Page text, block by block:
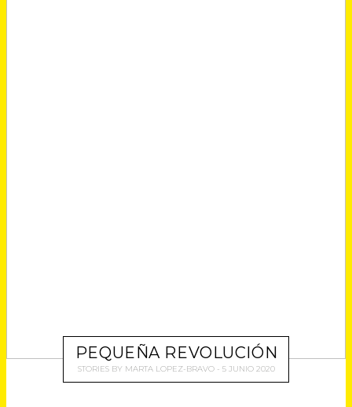
PEQUEÑA REVOLUCIÓN
STORIESBY MARTA LOPEZ-BRAVO 5 JUNIO 2020